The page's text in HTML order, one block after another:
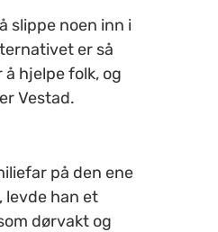
slippe noen inn i
er så
hjelpe folk, og
Vestad.
på den ene
levde han et
dørvakt og